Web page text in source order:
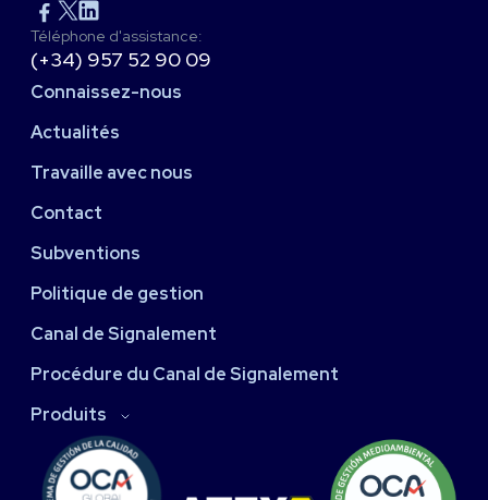
Téléphone d'assistance:
(+34) 957 52 90 09
Connaissez-nous
Actualités
Travaille avec nous
Contact
Subventions
Politique de gestion
Canal de Signalement
Procédure du Canal de Signalement
Produits